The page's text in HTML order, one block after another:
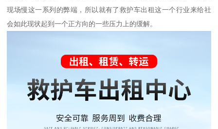
现场慢这一系列的弊端，所以就有了救护车出租这一个行业来给社
会如此现状起到一个正方向的一些压力上的缓解。